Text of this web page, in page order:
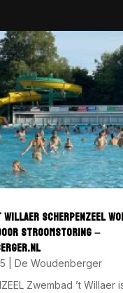
SCHERPENZEEL
STROOMSTORING –
De Woudenberger
Zwembad ’t Willaer